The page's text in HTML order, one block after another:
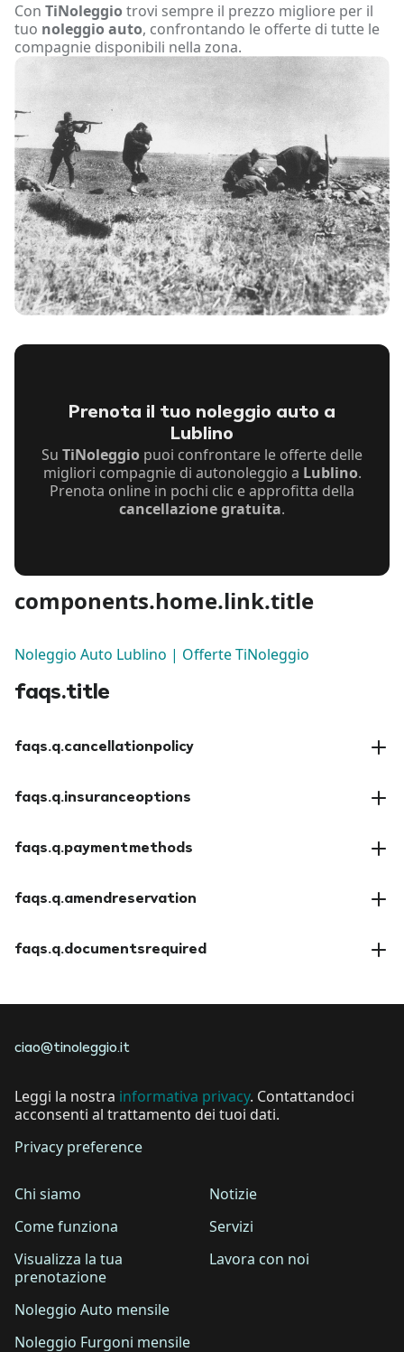
Con TiNoleggiotrovi sempre il prezzo migliore per il
tuo noleggio auto, confrontando le offerte di tutte le
compagnie disponibili nella zona.
Prenota il tuo noleggio auto a
Lublino
Su TiNoleggio puoi confrontare le offerte delle
migliori compagnie di autonoleggio a Lublino.
Prenota online in pochi clic e approfitta della
cancellazione gratuita.
components.home.link.title
Noleggio Auto Lublino | Offerte TiNoleggio
faqs.title
faqs.q.cancellationpolicy
faqs.q.insuranceoptions
faqs.q.paymentmethods
faqs.q.amendreservation
faqs.q.documentsrequired
ciao@tinoleggio.it
Leggi la nostra informativa privacy. Contattandoci
acconsenti al trattamento dei tuoi dati.
Privacy preference
Chi siamo
Come funziona
Visualizza la tua
prenotazione
Noleggio Auto mensile
Noleggio Furgoni mensile
Notizie
Servizi
Lavora con noi